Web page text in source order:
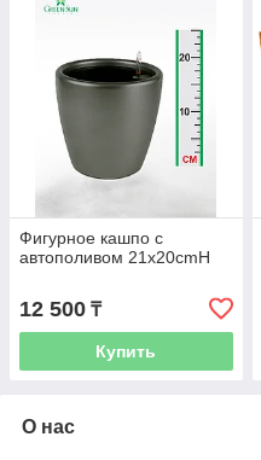
Фигурное кашпо с
автополивом 21х20cmH
12 500 ₸
Купить
О нас